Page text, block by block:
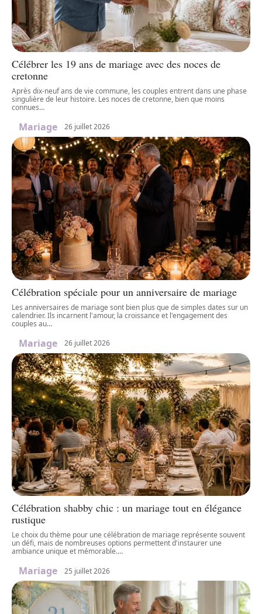
Célébrer les 19 ans de mariage avec des noces de
cretonne
Après dix-neuf ans de vie commune, les couples entrent dans une phase
singulière de leur histoire. Les noces de cretonne, bien que moins
connues…
Mariage 26 juillet 2026
Célébration spéciale pour un anniversaire de mariage
Les anniversaires de mariage sont bien plus que de simples dates sur un
calendrier. Ils incarnent l'amour, la croissance et l'engagement des
couples au…
Mariage 26 juillet 2026
Célébration shabby chic : un mariage tout en élégance
rustique
Le choix du thème pour une célébration de mariage représente souvent
un défi, mais de nombreuses options permettent d'instaurer une
ambiance unique et mémorable.…
Mariage 25 juillet 2026